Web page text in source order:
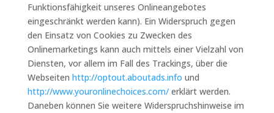
Funktionsfähigkeit unseres Onlineangebotes
eingeschränkt werden kann). Ein Widerspruch gegen
den Einsatz von Cookies zu Zwecken des
Onlinemarketings kann auch mittels einer Vielzahl von
Diensten, vor allem im Fall des Trackings, über die
Webseiten http://optout.aboutads.info und
http://www.youronlinechoices.com/erklärt werden.
Daneben können Sie weitere Widerspruchshinweise im